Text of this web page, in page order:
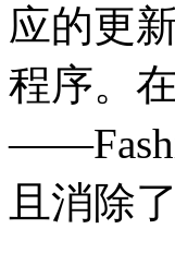
应的更
程序。
且消除